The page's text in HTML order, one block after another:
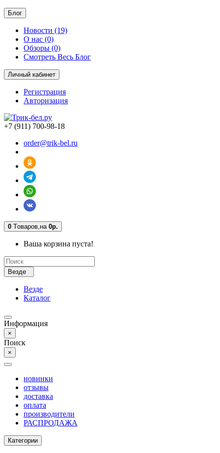
Блог
Новости (19)
О нас (0)
Обзоры (0)
Смотреть Весь Блог
Личный кабинет
Регистрация
Авторизация
+7 (911) 700-98-18
order@trik-bel.ru
0 Tоваров,на 0р.
Ваша корзина пуста!
Везде
Везде
Каталог
Информация
×
Поиск
×
новинки
отзывы
доставка
оплата
производители
РАСПРОДАЖА
Категории